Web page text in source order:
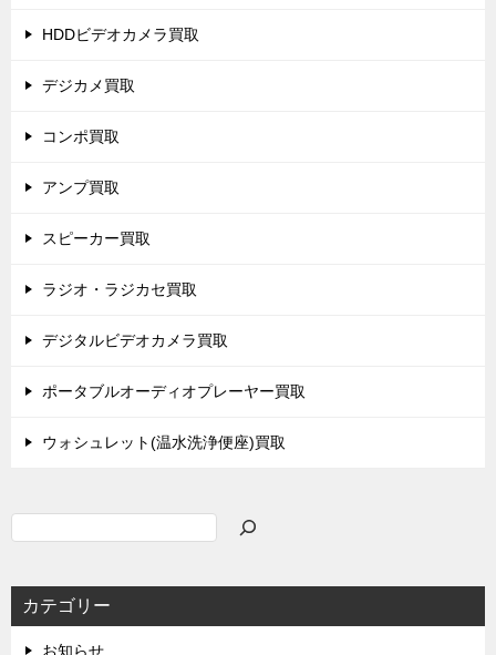
HDDビデオカメラ買取
デジカメ買取
コンポ買取
アンプ買取
スピーカー買取
ラジオ・ラジカセ買取
デジタルビデオカメラ買取
ポータブルオーディオプレーヤー買取
ウォシュレット(温水洗浄便座)買取
カテゴリー
お知らせ